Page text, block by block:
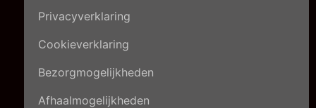
Privacyverklaring
Cookieverklaring
Bezorgmogelijkheden
Afhaalmogelijkheden